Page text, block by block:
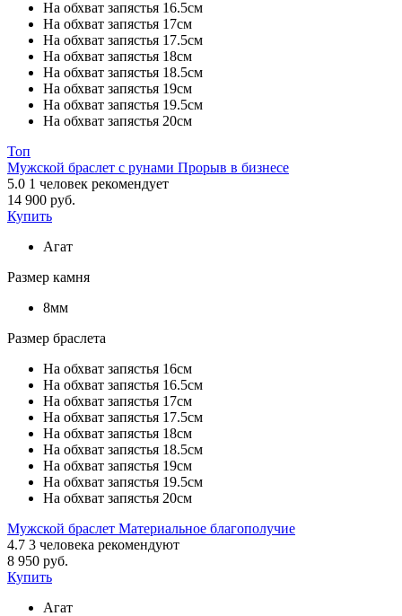
На обхват запястья 16.5см
На обхват запястья 17см
На обхват запястья 17.5см
На обхват запястья 18см
На обхват запястья 18.5см
На обхват запястья 19см
На обхват запястья 19.5см
На обхват запястья 20см
Топ
Мужской браслет с рунами Прорыв в бизнесе
5.0 1 человек рекомендует
14 900 руб.
Купить
Агат
Размер камня
8мм
Размер браслета
На обхват запястья 16см
На обхват запястья 16.5см
На обхват запястья 17см
На обхват запястья 17.5см
На обхват запястья 18см
На обхват запястья 18.5см
На обхват запястья 19см
На обхват запястья 19.5см
На обхват запястья 20см
Мужской браслет Материальное благополучие
4.7 3 человека рекомендуют
8 950 руб.
Купить
Агат